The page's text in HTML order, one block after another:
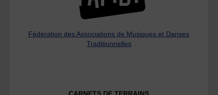
Fédération des Associations de Musiques et Danses
Traditionnelles